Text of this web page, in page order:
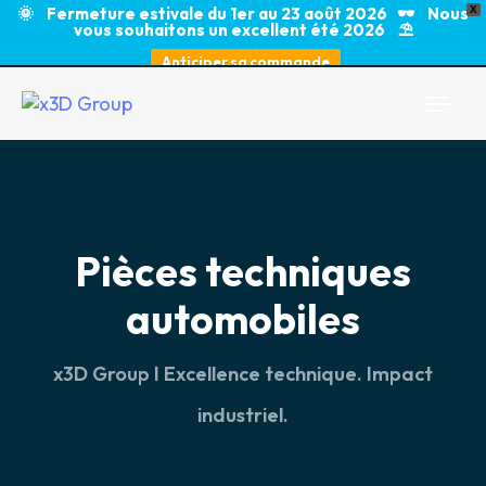
X
🌞 Fermeture estivale du 1er au 23 août 2026 🕶️ Nous
vous souhaitons un excellent été 2026 ⛱️
Anticiper sa commande
Pièces techniques
automobiles
x3D Group I Excellence technique. Impact
industriel.